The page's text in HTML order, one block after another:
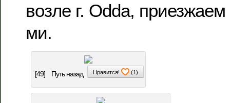
возле г. Odda,
ми.
[49] Путь назад Нравится! (1)